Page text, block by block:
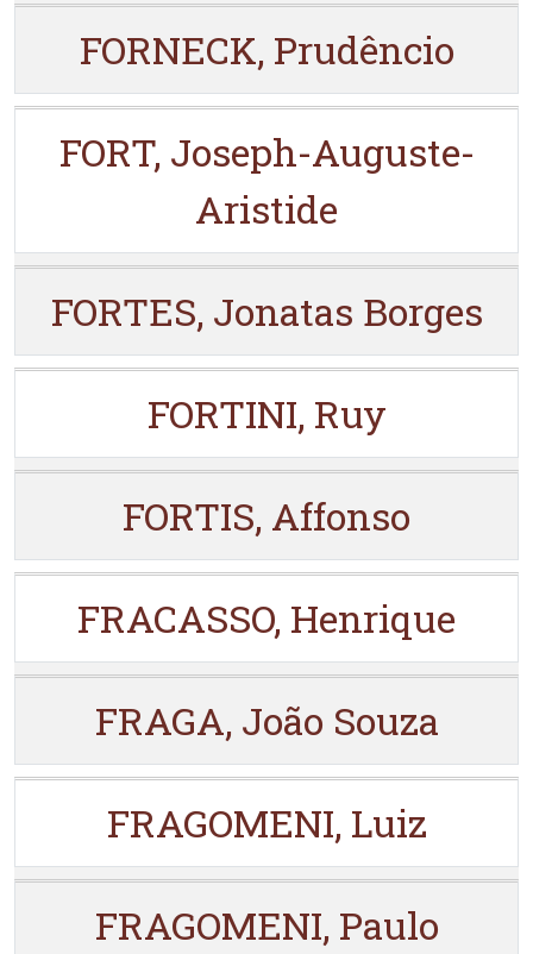
FORNECK, Prudêncio
FORT, Joseph-Auguste-
Aristide
FORTES, Jonatas Borges
FORTINI, Ruy
FORTIS, Affonso
FRACASSO, Henrique
FRAGA, João Souza
FRAGOMENI, Luiz
FRAGOMENI, Paulo